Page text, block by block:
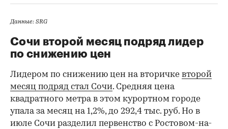
Данные: SRG
Сочи второй месяц подряд лидер
по снижению цен
Лидером по снижению цен на вторичке второй
месяц подряд стал Сочи. Средняя цена
квадратного метра в этом курортном городе
упала за месяц на 1,2%, до 292,4 тыс. руб. Но в
июле Сочи разделил первенство с Ростовом-на-